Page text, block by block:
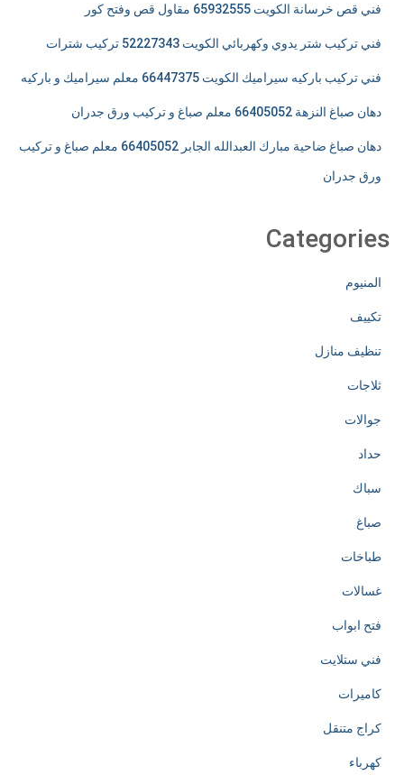
فني قص خرسانة الكويت 65932555 مقاول قص وفتح كور
فني تركيب شتر يدوي وكهربائي الكويت 52227343 تركيب شترات
فني تركيب باركيه سيراميك الكويت 66447375 معلم سيراميك و باركيه
دهان صباغ النزهة 66405052 معلم صباغ و تركيب ورق جدران
دهان صباغ ضاحية مبارك العبدالله الجابر 66405052 معلم صباغ و تركيب
ورق جدران
Categories
المنيوم
تكييف
تنظيف منازل
ثلاجات
جوالات
حداد
سباك
صباغ
طباخات
غسالات
فتح ابواب
فني ستلايت
كاميرات
كراج متنقل
كهرباء